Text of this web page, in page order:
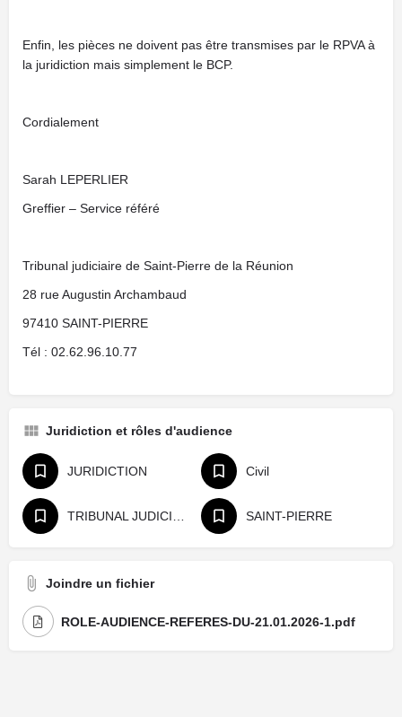
Enfin, les pièces ne doivent pas être transmises par le RPVA à
la juridiction mais simplement le BCP.
Cordialement
Sarah LEPERLIER
Greffier – Service référé
Tribunal judiciaire de Saint-Pierre de la Réunion
28 rue Augustin Archambaud
97410 SAINT-PIERRE
Tél : 02.62.96.10.77
Juridiction et rôles d'audience
JURIDICTION Civil
SAINT-PIERRE
Joindre un fichier
ROLE-AUDIENCE-REFERES-DU-21.01.2026-1.pdf